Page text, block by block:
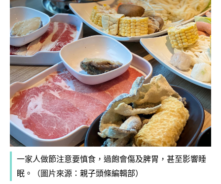
一家人做節注意要慎食，過飽會傷及脾胃，甚至影響睡
眠。（圖片來源：親子頭條編輯部）